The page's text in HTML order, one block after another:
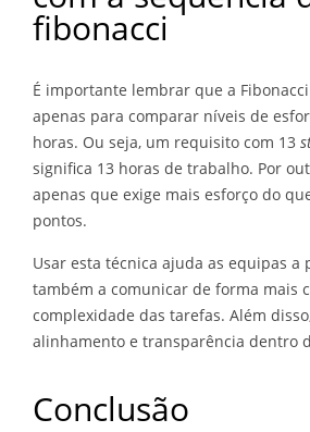
fibonacci
É importante lembrar que a
apenas para comparar níveis de
horas. Ou seja, um requisito com 13
significa 13 horas de trabalho. Por
apenas que exige mais esforço do
pontos.
Usar esta técnica ajuda as equipas a
também a comunicar de forma mais
complexidade das tarefas. Além
alinhamento e transparência dentro
Conclusão